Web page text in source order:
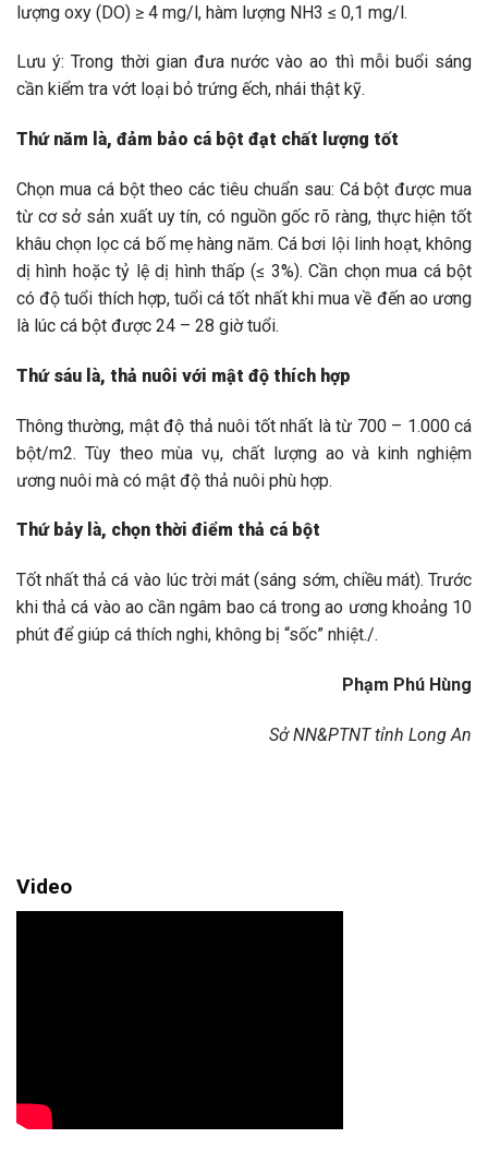
lượng oxy (DO) ≥ 4 mg/l, hàm lượng NH3 ≤ 0,1 mg/l.
Lưu ý: Trong thời gian đưa nước vào ao thì mỗi buổi sáng
cần kiểm tra vớt loại bỏ trứng ếch, nhái thật kỹ.
Thứ năm là, đảm bảo cá bột đạt chất lượng tốt
Chọn mua cá bột theo các tiêu chuẩn sau: Cá bột được mua
từ cơ sở sản xuất uy tín, có nguồn gốc rõ ràng, thực hiện tốt
khâu chọn lọc cá bố mẹ hàng năm. Cá bơi lội linh hoạt, không
dị hình hoặc tỷ lệ dị hình thấp (≤ 3%). Cần chọn mua cá bột
có độ tuổi thích hợp, tuổi cá tốt nhất khi mua về đến ao ương
là lúc cá bột được 24 – 28 giờ tuổi.
Thứ sáu là, thả nuôi với mật độ thích hợp
Thông thường, mật độ thả nuôi tốt nhất là từ 700 – 1.000 cá
bột/m2. Tùy theo mùa vụ, chất lượng ao và kinh nghiệm
ương nuôi mà có mật độ thả nuôi phù hợp.
Thứ bảy là, chọn thời điểm thả cá bột
Tốt nhất thả cá vào lúc trời mát (sáng sớm, chiều mát). Trước
khi thả cá vào ao cần ngâm bao cá trong ao ương khoảng 10
phút để giúp cá thích nghi, không bị “sốc” nhiệt./.
Phạm Phú Hùng
Sở NN&PTNT tỉnh Long An
Video